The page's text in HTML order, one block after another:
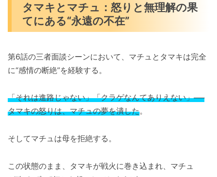
タマキとマチュ：怒りと無理解の果
てにある“永遠の不在”
第6話の三者面談シーンにおいて、マチュとタマキは完全
に“感情の断絶”を経験する。
「それは進路じゃない」「クラゲなんてありえない」──
タマキの怒りは、マチュの夢を潰した。
そしてマチュは母を拒絶する。
この状態のまま、タマキが戦火に巻き込まれ、マチュ